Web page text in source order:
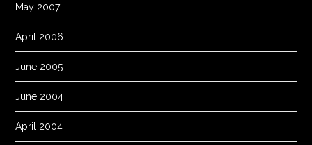
May 2007
April 2006
June 2005
June 2004
April 2004